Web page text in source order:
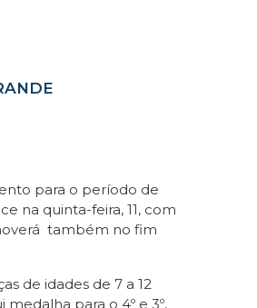
para o período de
na quinta-feira, 11, com
também no fim
de idades de 7 a 12
para o 4º e 3º,